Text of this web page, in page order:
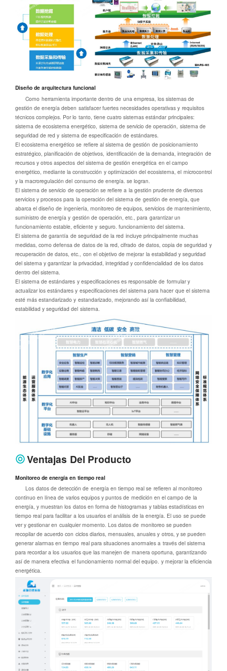
Diseño de arquitectura funcional
Como herramienta importante dentro de una empresa, los sistemas de
gestión de energía deben satisfacer fuertes necesidades operativas y requisitos
técnicos complejos. Por lo tanto, tiene cuatro sistemas estándar principales:
sistema de ecosistema energético, sistema de servicio de operación, sistema de
seguridad de red y sistema de especificación de estándares.
El ecosistema energético se refiere al sistema de gestión de posicionamiento
estratégico, planificación de objetivos, identificación de la demanda, integración de
recursos y otros aspectos del sistema de gestión energética en el campo
energético, mediante la construcción y optimización del ecosistema, el microcontrol
y la macroregulación del consumo de energía. se logran.
El sistema de servicio de operación se refiere a la gestión prudente de diversos
servicios y procesos para la operación del sistema de gestión de energía, que
abarca el diseño de ingeniería, monitoreo de equipos, servicios de mantenimiento,
suministro de energía y gestión de operación, etc., para garantizar un
funcionamiento estable, eficiente y seguro. funcionamiento del sistema.
El sistema de garantía de seguridad de la red incluye principalmente muchas
medidas, como defensa de datos de la red, cifrado de datos, copia de seguridad y
recuperación de datos, etc., con el objetivo de mejorar la estabilidad y seguridad
del sistema y garantizar la privacidad, integridad y confidencialidad de los datos
dentro del sistema.
El sistema de estándares y especificaciones es responsable de formular y
actualizar los estándares y especificaciones del sistema para hacer que el sistema
esté más estandarizado y estandarizado, mejorando así la confiabilidad,
estabilidad y seguridad del sistema.
Ventajas Del Producto
Monitoreo de energía en tiempo real
Los datos de detección de energía en tiempo real se refieren al monitoreo
continuo en línea de varios equipos y puntos de medición en el campo de la
energía, y muestran los datos en forma de histogramas y tablas estadísticas en
tiempo real para facilitar a los usuarios el análisis de la energía. El uso se puede
ver y gestionar en cualquier momento. Los datos de monitoreo se pueden
recopilar de acuerdo con ciclos diarios, mensuales, anuales y otros, y se pueden
generar alarmas en tiempo real para situaciones anormales a través del sistema
para recordar a los usuarios que las manejen de manera oportuna, garantizando
así de manera efectiva el funcionamiento normal del equipo. y mejorar la eficiencia
energética.